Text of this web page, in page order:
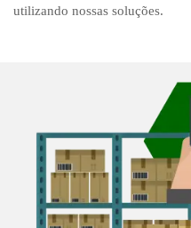
utilizando nossas soluções.